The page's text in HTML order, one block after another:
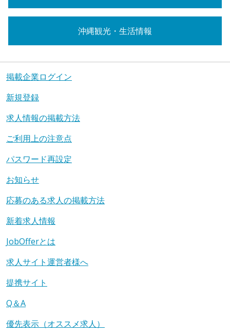
沖縄観光・生活情報
掲載企業ログイン
新規登録
求人情報の掲載方法
ご利用上の注意点
パスワード再設定
お知らせ
応募のある求人の掲載方法
新着求人情報
JobOfferとは
求人サイト運営者様へ
提携サイト
Q＆A
優先表示（オススメ求人）